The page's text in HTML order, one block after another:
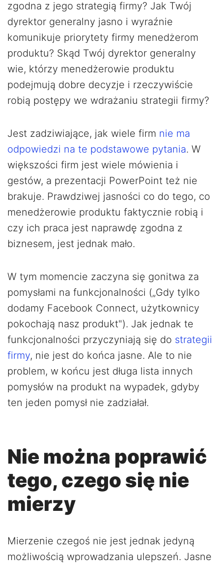
zgodna z jego strategią firmy? Jak Twój
dyrektor generalny jasno i wyraźnie
komunikuje priorytety firmy menedżerom
produktu? Skąd Twój dyrektor generalny
wie, którzy menedżerowie produktu
podejmują dobre decyzje i rzeczywiście
robią postępy we wdrażaniu strategii firmy?
Jest zadziwiające, jak wiele firm nie ma
odpowiedzi na te podstawowe pytania. W
większości firm jest wiele mówienia i
gestów, a prezentacji PowerPoint też nie
brakuje. Prawdziwej jasności co do tego, co
menedżerowie produktu faktycznie robią i
czy ich praca jest naprawdę zgodna z
biznesem, jest jednak mało.
W tym momencie zaczyna się gonitwa za
pomysłami na funkcjonalności („Gdy tylko
dodamy Facebook Connect, użytkownicy
pokochają nasz produkt"). Jak jednak te
funkcjonalności przyczyniają się do strategii
firmy, nie jest do końca jasne. Ale to nie
problem, w końcu jest długa lista innych
pomysłów na produkt na wypadek, gdyby
ten jeden pomysł nie zadziałał.
Nie można poprawić
tego, czego się nie
mierzy
Mierzenie czegoś nie jest jednak jedyną
możliwością wprowadzania ulepszeń. Jasne